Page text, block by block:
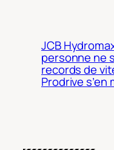
JCB
personne ne
records de
Prodrive s’en